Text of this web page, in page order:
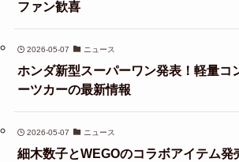
ファン歓喜
2026-05-07 ニュース
ホンダ新型スーパーワン発表！軽量コ
ーツカーの最新情報
2026-05-07 ニュース
細木数子とWEGOのコラボアイテム発